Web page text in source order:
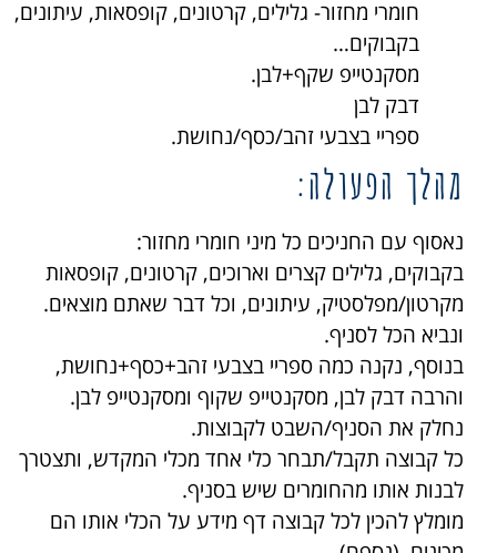
חומרי מחזור- גלילים, קרטונים, קופסאות, עיתונים,
בקבוקים…
מסקנטייפ שקף+לבן.
דבק לבן
ספריי בצבעי זהב/כסף/נחושת.
מהלך הפעולה:
נאסוף עם החניכים כל מיני חומרי מחזור:
בקבוקים, גלילים קצרים וארוכים, קרטונים, קופסאות
מקרטון/מפלסטיק, עיתונים, וכל דבר שאתם מוצאים.
ונביא הכל לסניף.
בנוסף, נקנה כמה ספריי בצבעי זהב+כסף+נחושת,
והרבה דבק לבן, מסקנטייפ שקוף ומסקנטייפ לבן.
נחלק את הסניף/השבט לקבוצות.
כל קבוצה תקבל/תבחר כלי אחד מכלי המקדש, ותצטרך
לבנות אותו מהחומרים שיש בסניף.
מומלץ להכין לכל קבוצה דף מידע על הכלי אותו הם